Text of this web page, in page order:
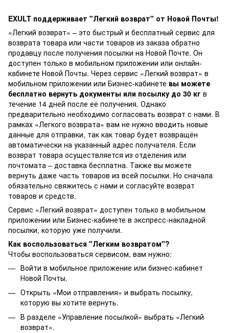
EXULT поддерживает "Легкий возврат" от Новой Почты!
«Легкий возврат» – это быстрый и бесплатный сервис для
возврата товара или части товаров из заказа обратно
продавцу после получения посылки на Новой Почте. Он
доступен только в мобильном приложении или онлайн-
кабинете Новой Почты. Через сервис «Легкий возврат» в
мобильном приложении или Бизнес-кабинете вы можете
бесплатно вернуть документы или посылку до 30 кг в
течение 14 дней после её получения. Однако
предварительно необходимо согласовать возврат с нами. В
рамках «Легкого возврата» вам не нужно вводить новые
данные для отправки, так как товар будет возвращён
автоматически на указанный адрес получателя. Если
возврат товара осуществляется из отделения или
почтомата – доставка бесплатна. Также вы можете
вернуть даже часть товаров из всей посылки. Но сначала
обязательно свяжитесь с нами и согласуйте возврат
товаров и средств.
Сервис «Легкий возврат» доступен только в мобильном
приложении или Бизнес-кабинете в экспресс-накладной
посылки, которую уже получили.
Как воспользоваться "Легким возвратом"?
Чтобы воспользоваться сервисом, вам нужно:
Войти в мобильное приложение или бизнес-кабинет
Новой Почты.
Открыть «Мои отправления» и выбрать посылку,
которую вы хотите вернуть.
В разделе «Управление посылкой» выбрать «Легкий
возврат».